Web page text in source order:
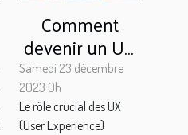
Comment
devenir un UX
Designer
qualifié : ce
qu’il faut savoir
Samedi 23 décembre
2023 0h
Le rôle crucial des UX
(User Experience)